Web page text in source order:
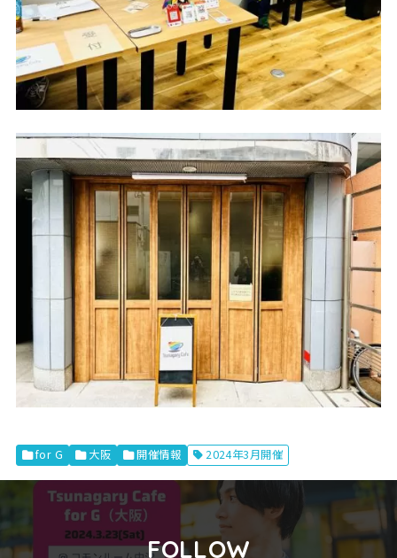
for G 大阪 開催情報 2024年3月開催
FOLLOW